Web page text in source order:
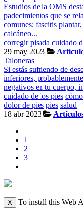
Estudios de la OMS
padecimientos que se
comunes; fascitis
calcáneo...
corregir pisada cuidado
29 may 2023
Taloneras
Si estás sufriendo de
inferiores,
negativos en tu cuerpo,
cuidado de los pies
dolor de pies pies salud
18 abr 2023
1
2
3
X To install this Web